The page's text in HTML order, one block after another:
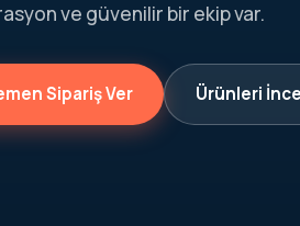
ve güvenilir bir ekip var.
Sipariş Ver Ürünleri